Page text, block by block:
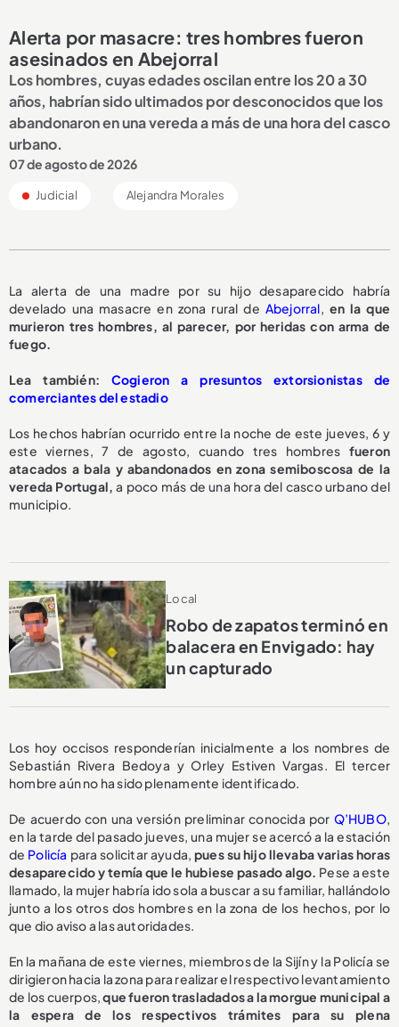
Alerta por masacre: tres hombres fueron
asesinados en Abejorral
Los hombres, cuyas edades oscilan entre los 20 a 30
años, habrían sido ultimados por desconocidos que los
abandonaron en una vereda a más de una hora del casco
urbano.
07 de agosto de 2026
Judicial Alejandra Morales
La alerta de una madre por su hijo desaparecido habría
develado una masacre en zona rural de Abejorral, en la que
murieron tres hombres, al parecer, por heridas con arma de
fuego.
Lea también: Cogieron a presuntos extorsionistas de
comerciantes del estadio
Los hechos habrían ocurrido entre la noche de este jueves, 6 y
este viernes, 7 de agosto, cuando tres hombres fueron
atacados a bala y abandonados en zona semiboscosa de la
vereda Portugal, a poco más de una hora del casco urbano del
municipio.
Local
Robo de zapatos terminó en
balacera en Envigado: hay
un capturado
Los hoy occisos responderían inicialmente a los nombres de
Sebastián Rivera Bedoya y Orley Estiven Vargas. El tercer
hombre aún no ha sido plenamente identificado.
De acuerdo con una versión preliminar conocida por Q’HUBO,
en la tarde del pasado jueves, una mujer se acercó a la estación
de Policía para solicitar ayuda, pues su hijo llevaba varias horas
desaparecido y temía que le hubiese pasado algo. Pese a este
llamado, la mujer habría ido sola a buscar a su familiar, hallándolo
junto a los otros dos hombres en la zona de los hechos, por lo
que dio aviso a las autoridades.
En la mañana de este viernes, miembros de la Sijín y la Policía se
dirigieron hacia la zona para realizar el respectivo levantamiento
de los cuerpos,que fueron trasladados a la morgue municipal a
la espera de los respectivos trámites para su plena